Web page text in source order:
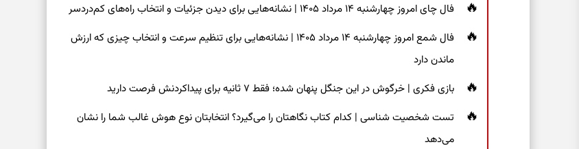
فال چای امروز چهارشنبه ۱۴ مرداد ۱۴۰۵ | نشانه‌هایی برای دیدن جزئیات و انتخاب راه‌های کم‌دردسر
فال شمع امروز چهارشنبه ۱۴ مرداد ۱۴۰۵ | نشانه‌هایی برای تنظیم سرعت و انتخاب چیزی که ارزش
ماندن دارد
بازی فکری | خرگوش در این جنگل پنهان شده؛ فقط ۷ ثانیه برای پیداکردنش فرصت دارید
تست شخصیت شناسی | کدام کتاب نگاهتان را می‌گیرد؟ انتخابتان نوع هوش غالب شما را نشان
می‌دهد